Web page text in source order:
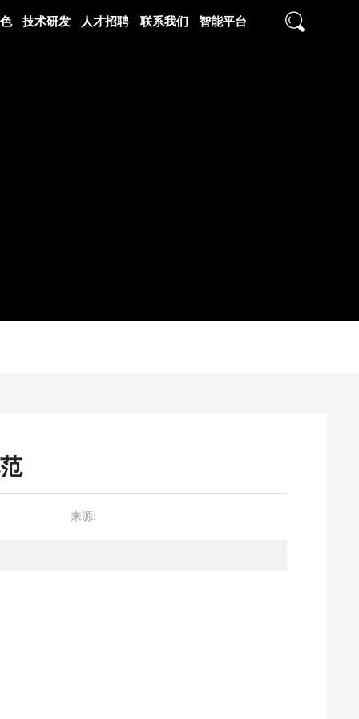
技术研发 人才招聘 联系我们 智能平台
来源: